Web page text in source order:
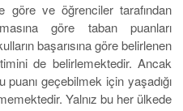
göre ve öğrenciler tarafından
göre taban puanları
başarısına göre belirlenen
de belirlemektedir. Ancak
geçebilmek için yaşadığı
Yalnız bu her ülkede